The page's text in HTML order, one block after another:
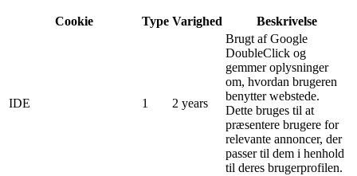
Cookie Type Varighed Beskrivelse
IDE 1 2 years
Brugt af Google
DoubleClick og
gemmer oplysninger
om, hvordan brugeren
benytter webstede.
Dette bruges til at
præsentere brugere for
relevante annoncer, der
passer til dem i henhold
til deres brugerprofilen.